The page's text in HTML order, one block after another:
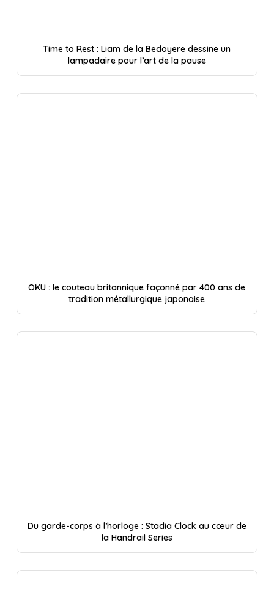
Time to Rest : Liam de la Bedoyere dessine un
lampadaire pour l’art de la pause
OKU : le couteau britannique façonné par 400 ans de
tradition métallurgique japonaise
Du garde-corps à l’horloge : Stadia Clock au cœur de
la Handrail Series